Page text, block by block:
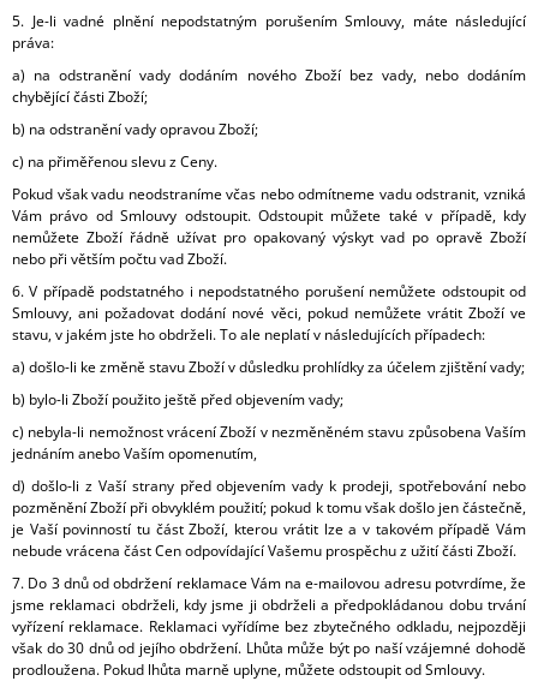
5. Je-li vadné plnění nepodstatným porušením Smlouvy, máte následující
práva:
a) na odstranění vady dodáním nového Zboží bez vady, nebo dodáním
chybějící části Zboží;
b) na odstranění vady opravou Zboží;
c) na přiměřenou slevu z Ceny.
Pokud však vadu neodstraníme včas nebo odmítneme vadu odstranit, vzniká
Vám právo od Smlouvy odstoupit. Odstoupit můžete také v případě, kdy
nemůžete Zboží řádně užívat pro opakovaný výskyt vad po opravě Zboží
nebo při větším počtu vad Zboží.
6. V případě podstatného i nepodstatného porušení nemůžete odstoupit od
Smlouvy, ani požadovat dodání nové věci, pokud nemůžete vrátit Zboží ve
stavu, v jakém jste ho obdrželi. To ale neplatí v následujících případech:
a) došlo-li ke změně stavu Zboží v důsledku prohlídky za účelem zjištění vady;
b) bylo-li Zboží použito ještě před objevením vady;
c) nebyla-li nemožnost vrácení Zboží v nezměněném stavu způsobena Vaším
jednáním anebo Vaším opomenutím,
d) došlo-li z Vaší strany před objevením vady k prodeji, spotřebování nebo
pozměnění Zboží při obvyklém použití; pokud k tomu však došlo jen částečně,
je Vaší povinností tu část Zboží, kterou vrátit lze a v takovém případě Vám
nebude vrácena část Cen odpovídající Vašemu prospěchu z užití části Zboží.
7. Do 3 dnů od obdržení reklamace Vám na e-mailovou adresu potvrdíme, že
jsme reklamaci obdrželi, kdy jsme ji obdrželi a předpokládanou dobu trvání
vyřízení reklamace. Reklamaci vyřídíme bez zbytečného odkladu, nejpozději
však do 30 dnů od jejího obdržení. Lhůta může být po naší vzájemné dohodě
prodloužena. Pokud lhůta marně uplyne, můžete odstoupit od Smlouvy.